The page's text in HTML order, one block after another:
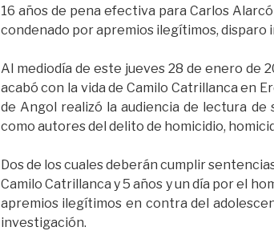
16 años de pena efectiva para Carlos
condenado por apremios ilegítimos,
Al mediodía de este jueves 28 de enero de
acabó con la vida de Camilo Catrillanca en
de Angol realizó la audiencia de lectura de
como autores del delito de homicidio,
Dos de los cuales deberán cumplir
Camilo Catrillanca y 5 años y un día por el
apremios ilegítimos en contra del
investigación.